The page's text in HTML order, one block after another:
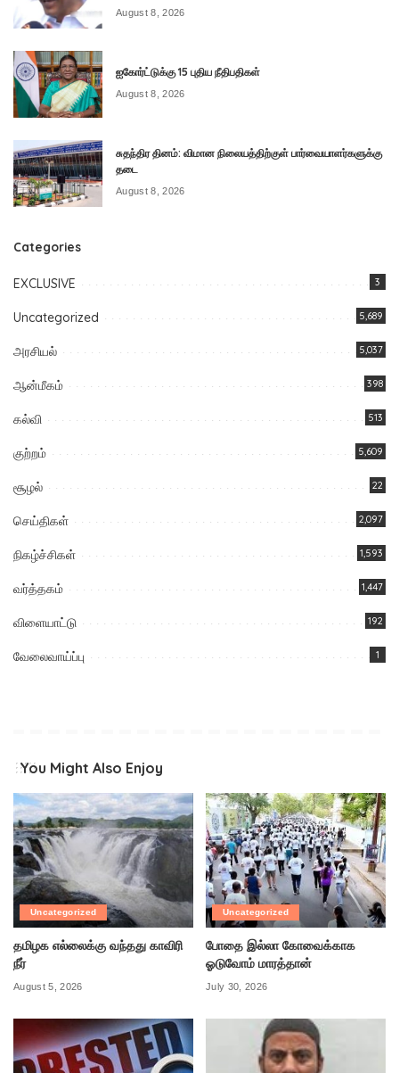
August 8, 2026
ஐகோர்ட்டுக்கு 15 புதிய நீதிபதிகள்
August 8, 2026
சுதந்திர தினம்: விமான நிலையத்திற்குள் பார்வையாளர்களுக்கு
தடை
August 8, 2026
Categories
EXCLUSIVE 3
Uncategorized 5,689
அரசியல் 5,037
ஆன்மீகம் 398
கல்வி 513
குற்றம் 5,609
சூழல் 22
செய்திகள் 2,097
நிகழ்ச்சிகள் 1,593
வர்த்தகம் 1,447
விளையாட்டு 192
வேலைவாய்ப்பு 1
You Might Also Enjoy
Uncategorized
தமிழக எல்லைக்கு வந்தது காவிரி
நீர்
August 5, 2026
Uncategorized
போதை இல்லா கோவைக்காக
ஓடுவோம் மாரத்தான்
July 30, 2026